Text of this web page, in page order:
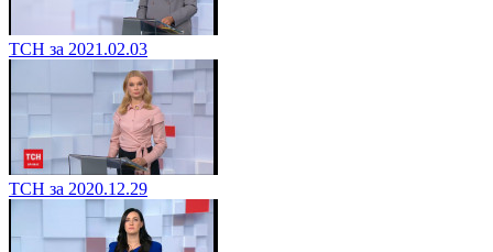
ТСН за 2021.02.03
ТСН за 2020.12.29